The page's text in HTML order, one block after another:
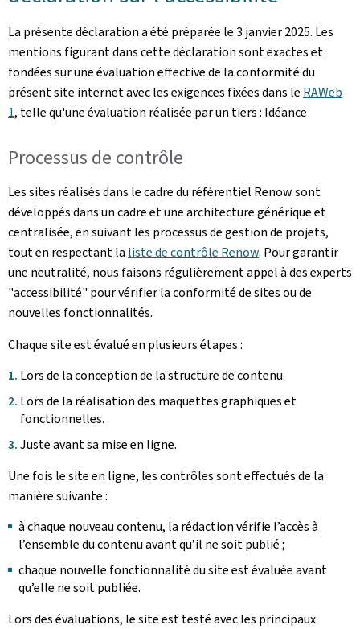
La présente déclaration a été préparée le3 janvier 2025. Les
mentions figurant dans cette déclaration sont exactes et
fondées sur une évaluation effective de la conformité du
présent site internet avec les exigences fixées dans le RAWeb
1, telle qu'une évaluation réalisée par un tiers : Idéance
Processus de contrôle
Les sites réalisés dans le cadre du référentiel Renow sont
développés dans un cadre et une architecture générique et
centralisée, en suivant les processus de gestion de projets,
tout en respectant la liste de contrôle Renow. Pour garantir
une neutralité, nous faisons régulièrement appel à des experts
"accessibilité" pour vérifier la conformité de sites ou de
nouvelles fonctionnalités.
Chaque site est évalué en plusieurs étapes :
Lors de la conception de la structure de contenu.
Lors de la réalisation des maquettes graphiques et
fonctionnelles.
Juste avant sa mise en ligne.
Une fois le site en ligne, les contrôles sont effectués de la
manière suivante :
à chaque nouveau contenu, la rédaction vérifie l’accès à
l’ensemble du contenu avant qu’il ne soit publié ;
chaque nouvelle fonctionnalité du site est évaluée avant
qu’elle ne soit publiée.
Lors des évaluations, le site est testé avec les principaux